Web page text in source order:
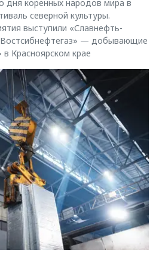
дня коренных народов мира в
северной культуры.
выступили «Славнефть-
— добывающие
Красноярском крае